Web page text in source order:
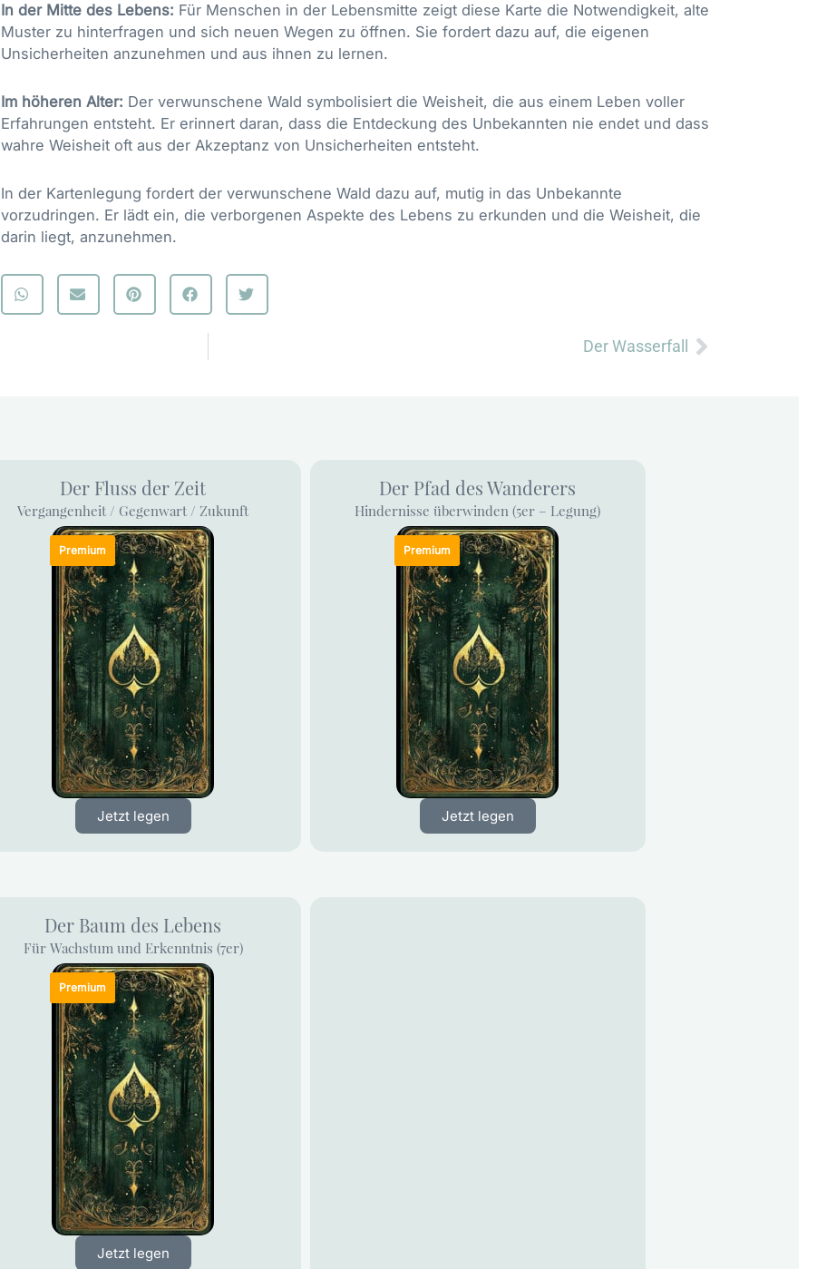
In der Mitte des Lebens: Für Menschen in der Lebensmitte zeigt diese Karte die Notwendigkeit, alte
Muster zu hinterfragen und sich neuen Wegen zu öffnen. Sie fordert dazu auf, die eigenen
Unsicherheiten anzunehmen und aus ihnen zu lernen.
Im höheren Alter: Der verwunschene Wald symbolisiert die Weisheit, die aus einem Leben voller
Erfahrungen entsteht. Er erinnert daran, dass die Entdeckung des Unbekannten nie endet und dass
wahre Weisheit oft aus der Akzeptanz von Unsicherheiten entsteht.
In der Kartenlegung fordert der verwunschene Wald dazu auf, mutig in das Unbekannte
vorzudringen. Er lädt ein, die verborgenen Aspekte des Lebens zu erkunden und die Weisheit, die
darin liegt, anzunehmen.
Der Wasserfall Nächster
Der Fluss der Zeit
Vergangenheit / Gegenwart / Zukunft
Jetzt legen
Der Pfad des Wanderers
Hindernisse überwinden (5er – Legung)
Jetzt legen
Der Baum des Lebens
Für Wachstum und Erkenntnis (7er)
Jetzt legen